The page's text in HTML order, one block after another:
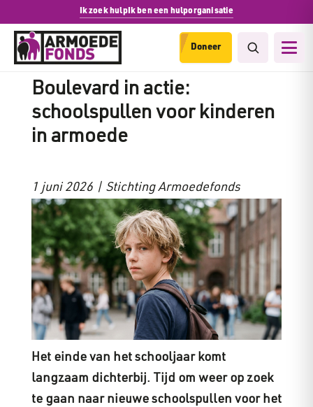
Ik zoek hulpIk ben een hulporganisatie
Doneer
Het Armoedefonds en RTL
Boulevard in actie:
schoolspullen voor kinderen
in armoede
1 juni 2026 | Stichting Armoedefonds
Het einde van het schooljaar komt
langzaam dichterbij. Tijd om weer op zoek
te gaan naar nieuwe schoolspullen voor het